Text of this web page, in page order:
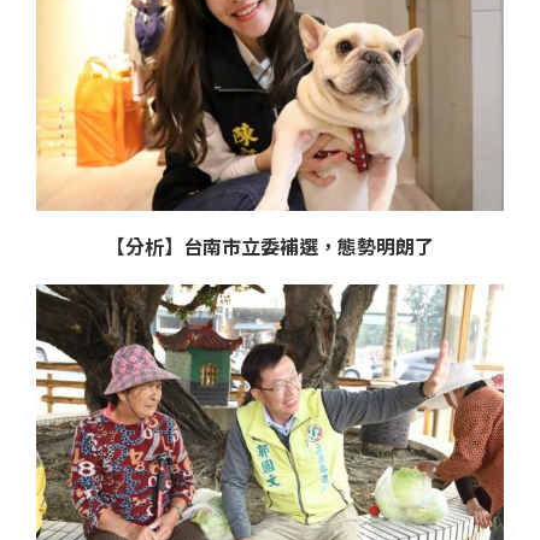
【分析】台南市立委補選，態勢明朗了